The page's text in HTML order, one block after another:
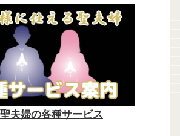
夫婦の各種サービス